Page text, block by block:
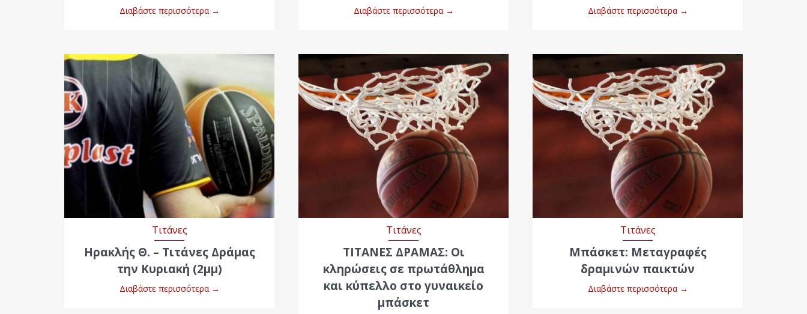
Διαβάστε περισσότερα → Διαβάστε περισσότερα → Διαβάστε περισσότερα →
Τιτάνες
Ηρακλής Θ. – Τιτάνες Δράμας
την Κυριακή (2μμ)
Διαβάστε περισσότερα →
Τιτάνες
ΤΙΤΑΝΕΣ ΔΡΑΜΑΣ: Οι
κληρώσεις σε πρωτάθλημα
και κύπελλο στο γυναικείο
μπάσκετ
Τιτάνες
Μπάσκετ: Μεταγραφές
δραμινών παικτών
Διαβάστε περισσότερα →